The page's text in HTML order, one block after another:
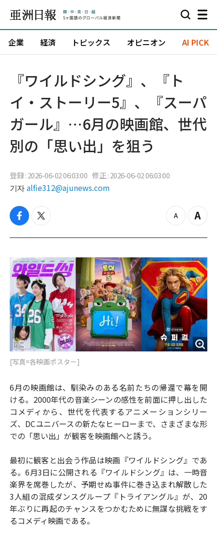
企業 経済 トピックス オピニオン AI PICK
『ワイルドシング』、『ト
イ・ストーリー5』、『スーパ
ガール』…6月の映画館、世代
別の「思い出」を狙う
登録 : 2026-06-02 06:03:00 修正 : 2026-06-02 06:03:00
기자 alfie312@ajunews.com
f
c
b
o
o
k
t
i
t
e
r
z
o
o
u
t
Z
o
i
n
[写真=各映画ポスター]
6月の映画館は、馴染みのある名前たちの帰還で幕を開
ける。2000年代の音楽シーンの感性を前面に押し出した
コメディから、世代を代表するアニメーションシリー
ズ、DCユニバースの新たなヒーローまで、さまざまな形
での「思い出」が観客を映画館へと誘う。
最初に観客と出会う作品は映画『ワイルドシング』であ
る。6月3日に公開される『ワイルドシング』は、一時音
楽界を席巻したが、予期せぬ事件に巻き込まれ解散した
3人組の混成ダンスグループ『トライアングル』が、20
年ぶりに再起のチャンスをつかむために無謀な挑戦をす
るコメディ映画である。